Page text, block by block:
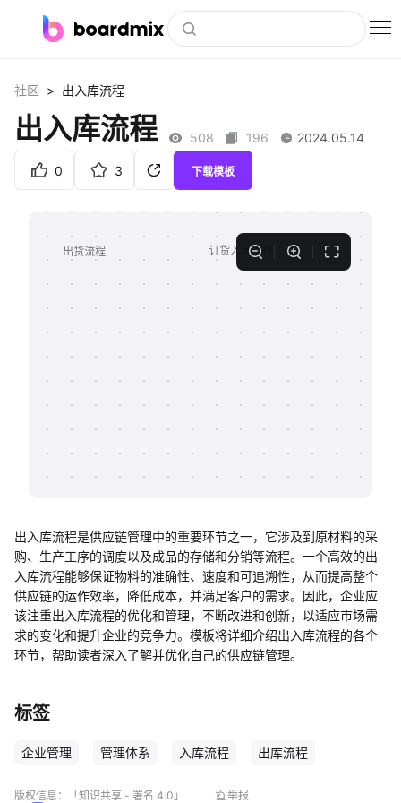
社区资源
客户案例
支持
帮助中心
社区 > 出入库流程
出入库流程 508 196 2024.05.14
0 3 下载模板
出入库流程是供应链管理中的重要环节之一，它涉及到原材料的采
购、生产工序的调度以及成品的存储和分销等流程。一个高效的出
入库流程能够保证物料的准确性、速度和可追溯性，从而提高整个
供应链的运作效率，降低成本，并满足客户的需求。因此，企业应
该注重出入库流程的优化和管理，不断改进和创新，以适应市场需
求的变化和提升企业的竞争力。模板将详细介绍出入库流程的各个
环节，帮助读者深入了解并优化自己的供应链管理。
标签
企业管理 管理体系 入库流程 出库流程
版权信息： 「知识共享 - 署名 4.0」 举报